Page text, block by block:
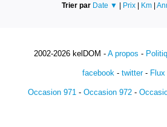
Trier par Date ▼ | Prix | Km |
2002-2026 kelDOM - A propos -
facebook- twitter-
Occasion 971 - Occasion 972 -